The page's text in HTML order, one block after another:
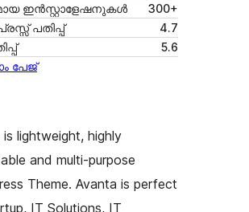
ഇൻസ്റ്റാളേഷനുകൾ
300+
പതിപ്പ്
4.7
5.6
പേജ്
is lightweight, highly
and multi-purpose
Theme. Avanta is perfect
IT Solutions, IT